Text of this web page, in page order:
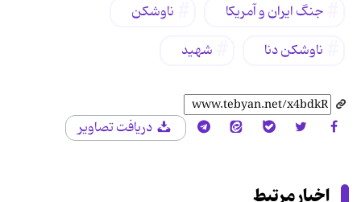
جنگ ایران و آمریکا
ناوشکن
ناوشکن دنا
شهید
دریافت تصاویر
اخبار مرتبط